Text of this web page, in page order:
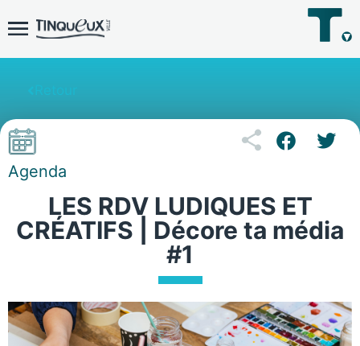
Agenda
LES RDV LUDIQUES ET
CRÉATIFS | Décore ta média
#1